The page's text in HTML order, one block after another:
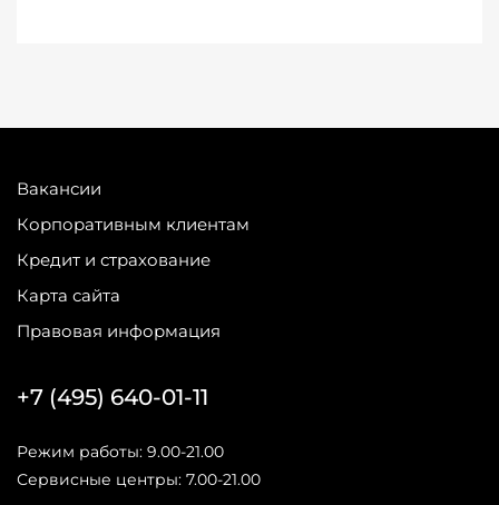
Вакансии
Корпоративным клиентам
Кредит и страхование
Карта сайта
Правовая информация
+7 (495) 640-01-11
Режим работы: 9.00-21.00
Сервисные центры: 7.00-21.00